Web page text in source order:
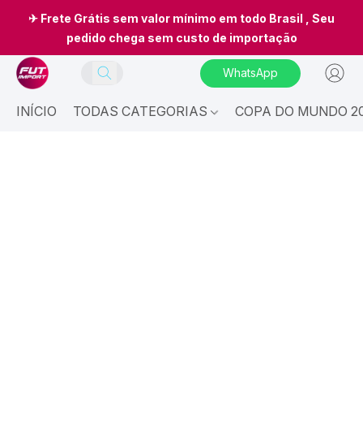
✈ Frete Grátis sem valor mínimo em todo Brasil , Seu
pedido chega sem custo de importação
WhatsApp
INÍCIO TODAS CATEGORIAS COPA DO MUNDO